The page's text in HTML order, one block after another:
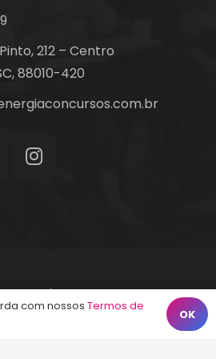
212 – Centro
88010-420
de Uso Contato
com nossos Termos de
OK